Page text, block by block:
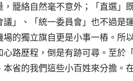
籠絡自然毫不意外；「直選」
」、「統一委員會」也不過是
的獨立旗自更是小事一樁。所
路歷程，倒是有跡可尋。至於
省的我們這些小百姓來分擔。